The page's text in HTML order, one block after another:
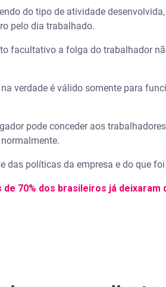
do tipo de atividade
pelo dia trabalhado.
facultativo a folga do trabalhador
verdade é válido somente para
pode conceder aos
das políticas da empresa e do que
de 70% dos brasileiros já